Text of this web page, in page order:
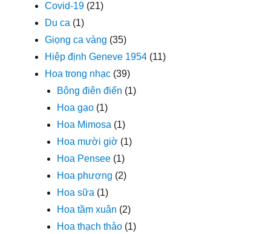
Covid-19 (21)
Du ca (1)
Giọng ca vàng (35)
Hiệp định Geneve 1954 (11)
Hoa trong nhạc (39)
Bông điên điển (1)
Hoa gạo (1)
Hoa Mimosa (1)
Hoa mười giờ (1)
Hoa Pensee (1)
Hoa phượng (2)
Hoa sữa (1)
Hoa tầm xuân (2)
Hoa thạch thảo (1)